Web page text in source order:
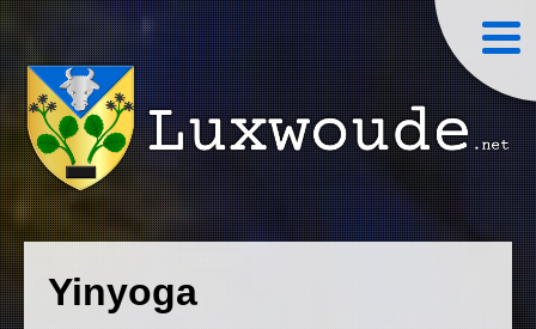
Yinyoga
»
Luxwoude.net
website@luxwoude.net
Plaatselijk